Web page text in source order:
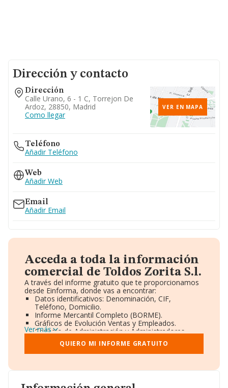
Dirección y contacto
Dirección
Calle Urano, 6 - 1 C, Torrejon De
Ardoz, 28850, Madrid
Como llegar
VER EN MAPA
Teléfono
Añadir Teléfono
Web
Añadir Web
Email
Añadir Email
Acceda a toda la información
comercial de Toldos Zorita S.l.
A través del informe gratuito que te proporcionamos
desde Einforma, donde vas a encontrar:
Datos identificativos: Denominación, CIF,
Teléfono, Domicilio.
Informe Mercantil Completo (BORME).
Gráficos de Evolución Ventas y Empleados.
Consejo de Administración y Administradores.
Directivos y Ejecutivos.
Accionistas.
Participaciones y Vinculaciones en otras empresas.
Información oficial y registral complementaria.
Ver más
QUIERO MI INFORME GRATUITO